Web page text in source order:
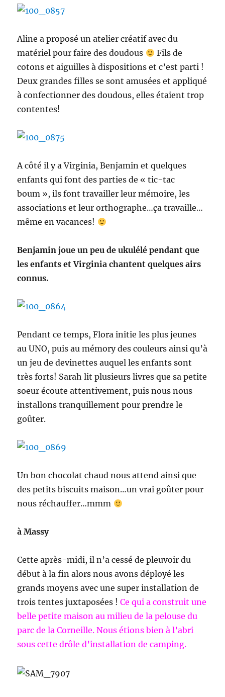
Aline a proposé un atelier créatif avec du
matériel pour faire des doudous
Fils de
cotons et aiguilles à dispositions et c’est parti !
Deux grandes filles se sont amusées et appliqué
à confectionner des doudous, elles étaient trop
contentes!
A côté il y a Virginia, Benjamin et quelques
enfants qui font des parties de « tic-tac
boum », ils font travailler leur mémoire, les
associations et leur orthographe…ça travaille…
même en vacances!
Benjamin joue un peu de ukulélé pendant que
les enfants et Virginia chantent quelques airs
connus.
Pendant ce temps, Flora initie les plus jeunes
au UNO, puis au mémory des couleurs ainsi qu’à
un jeu de devinettes auquel les enfants sont
très forts! Sarah lit plusieurs livres que sa petite
soeur écoute attentivement, puis nous nous
installons tranquillement pour prendre le
goûter.
Un bon chocolat chaud nous attend ainsi que
des petits biscuits maison…un vrai goûter pour
nous réchauffer…mmm
à Massy
Cette après-midi, il n’a cessé de pleuvoir du
début à la fin alors nous avons déployé les
grands moyens avec une super installation de
trois tentes juxtaposées !Ce qui a construit une
belle petite maison au milieu de la pelouse du
parc de la Corneille. Nous étions bien à l’abri
sous cette drôle d’installation de camping.